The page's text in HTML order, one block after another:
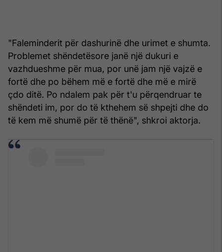
"Faleminderit për dashurinë dhe urimet e shumta.
Problemet shëndetësore janë një dukuri e
vazhdueshme për mua, por unë jam një vajzë e
fortë dhe po bëhem më e fortë dhe më e mirë
çdo ditë. Po ndalem pak për t'u përqendruar te
shëndeti im, por do të kthehem së shpejti dhe do
të kem më shumë për të thënë", shkroi aktorja.